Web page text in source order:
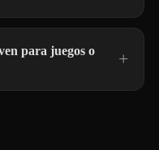
para juegos o